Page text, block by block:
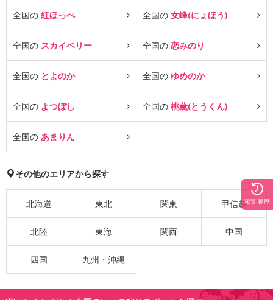
全国の 紅ほっぺ 全国の 女峰(にょほう)
全国の スカイベリー 全国の 恋みのり
全国の とよのか 全国の ゆめのか
全国の よつぼし 全国の 桃薫(とうくん)
全国の あまりん
その他のエリアから探す
北海道 東北 関東 甲信越
北陸 東海 関西 中国
四国 九州・沖縄
閲覧履歴